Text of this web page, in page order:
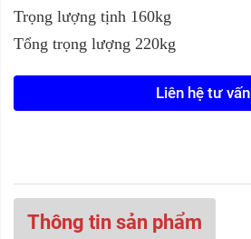
Trọng lượng tịnh 160kg
Tổng trọng lượng 220kg
Liên hệ tư vấn
Thông tin sản phẩm